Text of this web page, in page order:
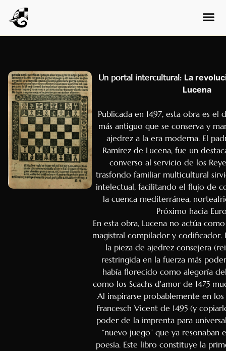
Un portal intercultural: La
Lucena
Publicada en 1497, esta obra es
más antiguo que se conserva y
ajedrez a la era moderna. El
Ramírez de Lucena, fue un
converso al servicio de los
trasfondo familiar multicultural
intelectual, facilitando el flujo de
la cuenca mediterránea,
Próximo hacia
En esta obra, Lucena no actúa
magistral compilador y codificador.
la pieza de ajedrez consejera
restringida en la fuerza más
había florecido como alegoría
como los Scachs d'amor de 1475
Al inspirarse probablemente en
Francesch Vicent de 1495 (y
poder de la imprenta para
“nuevo juego” que ya resonaban
poesía. Este libro constituye la